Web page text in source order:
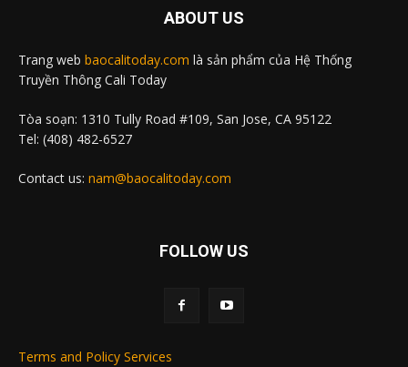
ABOUT US
Trang web baocalitoday.com là sản phẩm của Hệ Thống
Truyền Thông Cali Today
Tòa soạn: 1310 Tully Road #109, San Jose, CA 95122
Tel: (408) 482-6527
Contact us: nam@baocalitoday.com
FOLLOW US
Terms and Policy Services